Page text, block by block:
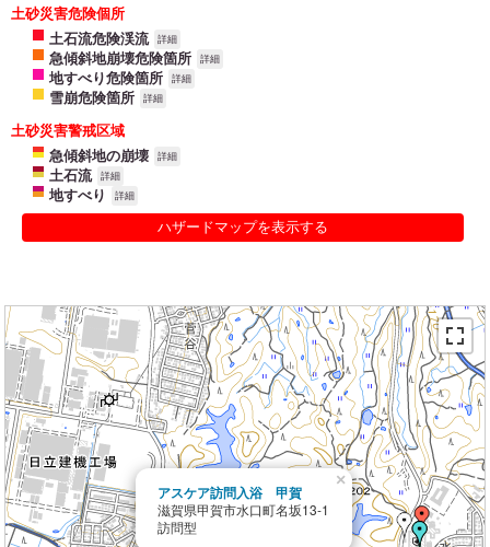
土砂災害危険個所
土石流危険渓流
詳細
急傾斜地崩壊危険箇所 詳細
地すべり危険箇所 詳細
雪崩危険箇所 詳細
土砂災害警戒区域
急傾斜地の崩壊
詳細
土石流 詳細
地すべり 詳細
ハザードマップを表示する
アスケア訪問入浴 甲賀
滋賀県甲賀市水口町名坂13-1
訪問型
×